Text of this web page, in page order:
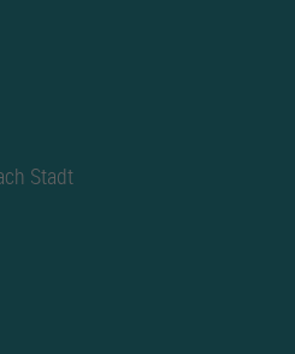
Stadt